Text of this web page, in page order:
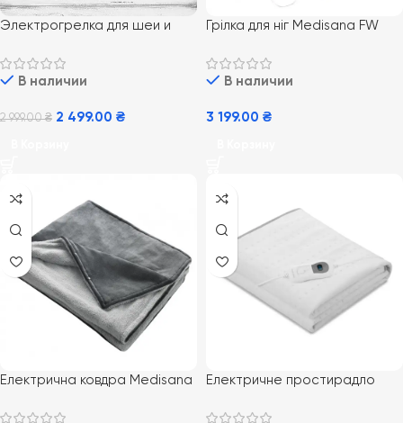
Электрогрелка для шеи и
В наличии
2 999.00₴ 2 499.00 ₴
Грілка для ніг Medisana FW
В наличии
3 199.00 ₴
Електрична ковдра Medisana
Електричне простирадло